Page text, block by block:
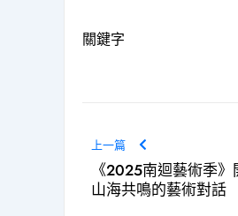
關鍵字
上一篇
《2025南迴藝術季
山海共鳴的藝術對話